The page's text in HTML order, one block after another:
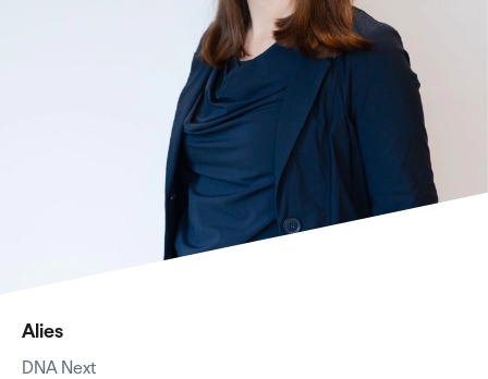
Alies
DNA Next